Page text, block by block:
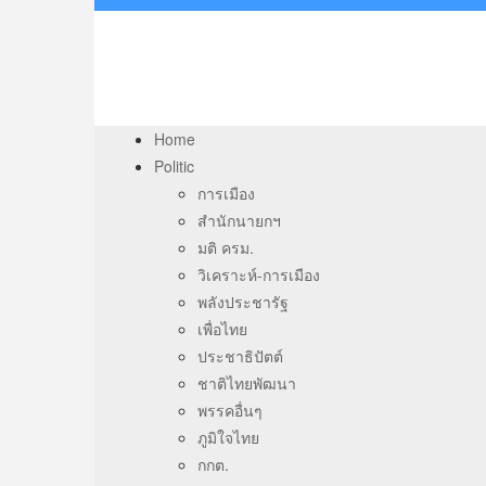
Home
Politic
การเมือง
สำนักนายกฯ
มติ ครม.
วิเคราะห์-การเมือง
พลังประชารัฐ
เพื่อไทย
ประชาธิปัตต์
ชาติไทยพัฒนา
พรรคอื่นๆ
ภูมิใจไทย
กกต.